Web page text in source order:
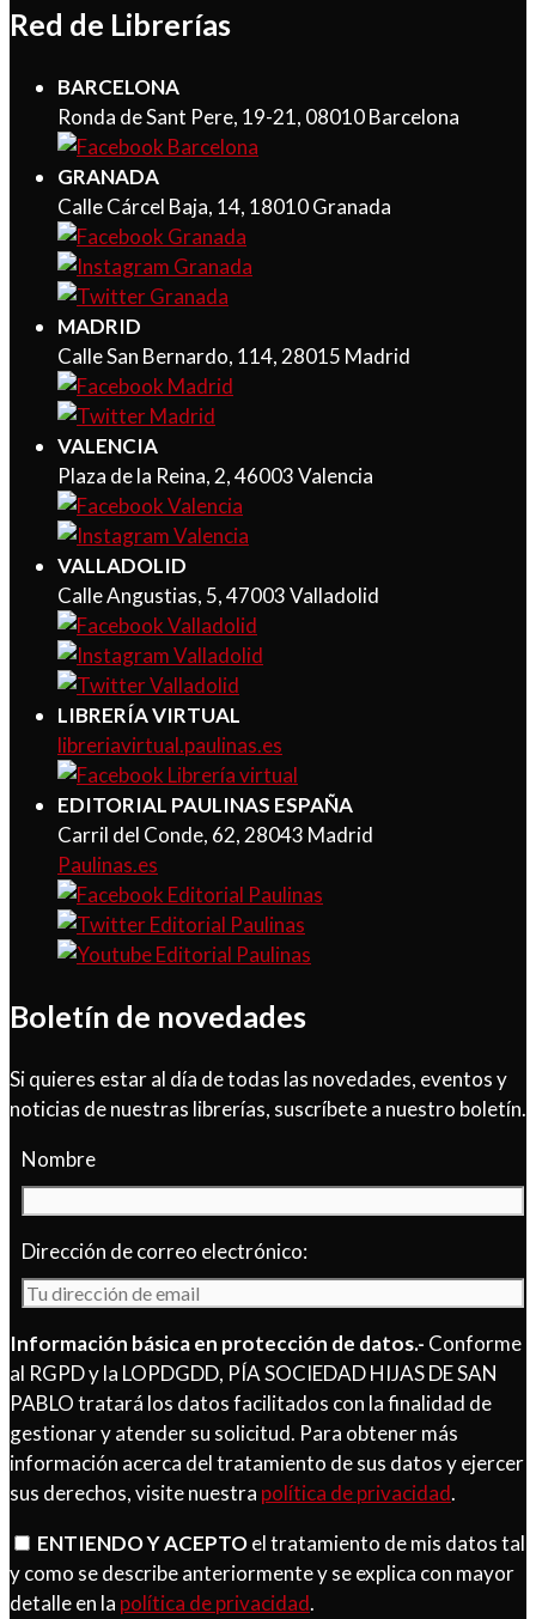
Red de Librerías
BARCELONA
Ronda de Sant Pere, 19-21, 08010 Barcelona
GRANADA
Calle Cárcel Baja, 14, 18010 Granada
MADRID
Calle San Bernardo, 114, 28015 Madrid
VALENCIA
Plaza de la Reina, 2, 46003 Valencia
VALLADOLID
Calle Angustias, 5, 47003 Valladolid
LIBRERÍA VIRTUAL
libreriavirtual.paulinas.es
EDITORIAL PAULINAS ESPAÑA
Carril del Conde, 62, 28043 Madrid
Paulinas.es
Boletín de novedades
Si quieres estar al día de todas las novedades, eventos y
noticias de nuestras librerías, suscríbete a nuestro boletín.
Nombre
Dirección de correo electrónico:
Información básica en protección de datos.- Conforme
al RGPD y la LOPDGDD, PÍA SOCIEDAD HIJAS DE SAN
PABLO tratará los datos facilitados con la finalidad de
gestionar y atender su solicitud. Para obtener más
información acerca del tratamiento de sus datos y ejercer
sus derechos, visite nuestra política de privacidad.
ENTIENDO Y ACEPTOel tratamiento de mis datos tal
y como se describe anteriormente y se explica con mayor
detalle en la política de privacidad.